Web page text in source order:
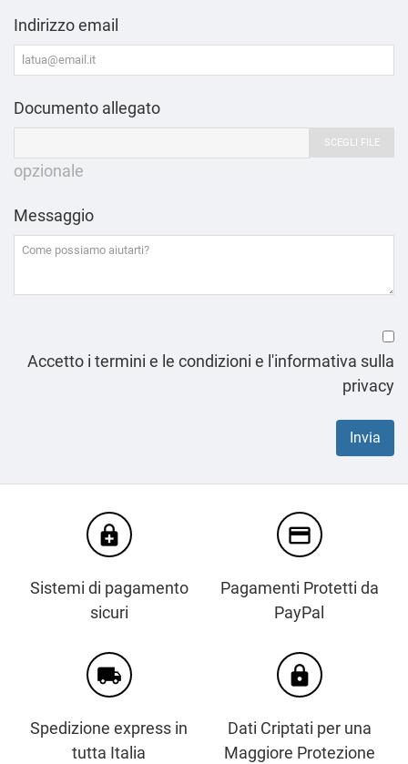
Indirizzo email
Documento allegato
SCEGLI FILE
opzionale
Messaggio
Accetto i termini e le condizioni e l'informativa sulla
privacy
enhanced_encryption
Sistemi di pagamento
sicuri
credit_card
Pagamenti Protetti da
PayPal
local_shipping
Spedizione express in
tutta Italia
https
Dati Criptati per una
Maggiore Protezione